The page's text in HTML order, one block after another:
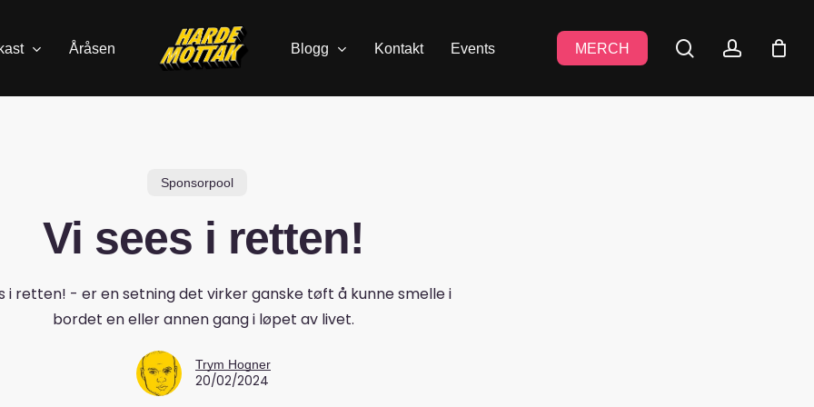
Åråsen Blogg Kontakt Events MERCH search
Sponsorpool
Vi sees i retten!
i retten! - er en setning det virker ganske tøft å kunne smelle i
bordet en eller annen gang i løpet av livet.
Trym Hogner
20/02/2024